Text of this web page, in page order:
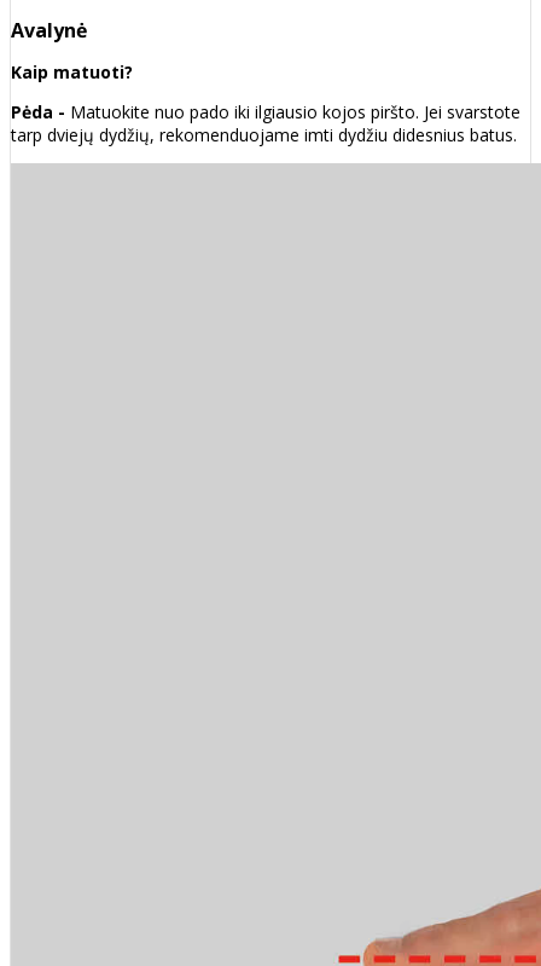
Avalynė
Kaip matuoti?
Pėda - Matuokite nuo pado iki ilgiausio kojos piršto. Jei svarstote
tarp dviejų dydžių, rekomenduojame imti dydžiu didesnius batus.